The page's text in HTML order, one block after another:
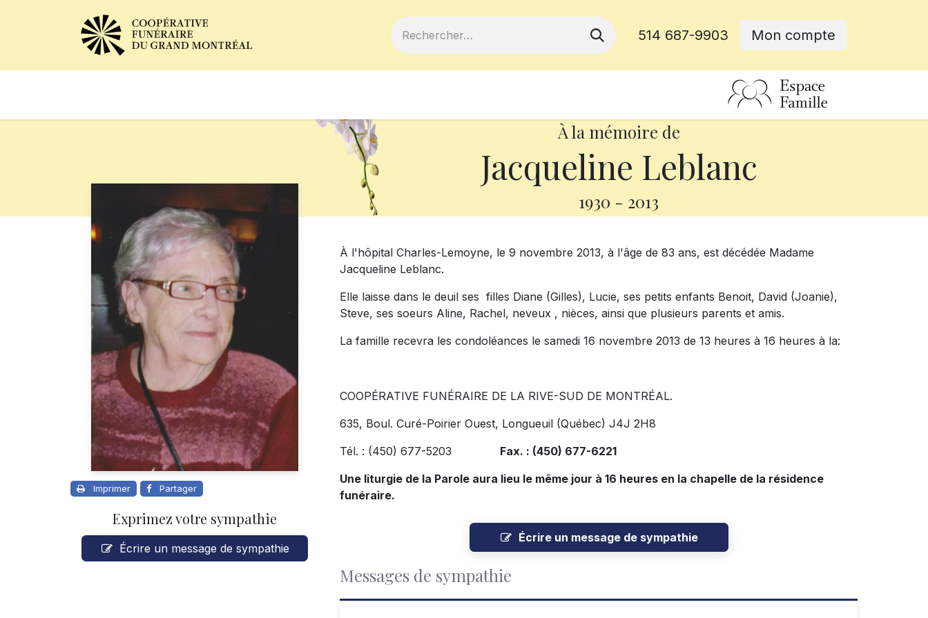
514 687-9903 Mon compte
À la mémoire de
Jacqueline Leblanc
1930 - 2013
Imprimer Partager
Exprimez votre sympathie
Écrire un message de sympathie
À l'hôpital Charles-Lemoyne, le 9 novembre 2013, à l'âge de 83 ans, est décédée Madame
Jacqueline Leblanc.
Elle laisse dans le deuil ses filles Diane (Gilles), Lucie, ses petits enfants Benoit, David (Joanie),
Steve, ses soeurs Aline, Rachel, neveux , nièces, ainsi que plusieurs parents et amis.
La famille recevra les condoléances le samedi 16 novembre 2013 de 13 heures à 16 heures à la:
COOPÉRATIVE FUNÉRAIRE DE LA RIVE-SUD DE MONTRÉAL.
635, Boul. Curé-Poirier Ouest, Longueuil (Québec) J4J 2H8
Tél. : (450) 677-5203 Fax. : (450) 677-6221
Une liturgie de la Parole aura lieu le même jour à 16 heures en la chapelle de la résidence
funéraire.
Écrire un message de sympathie
Messages de sympathie